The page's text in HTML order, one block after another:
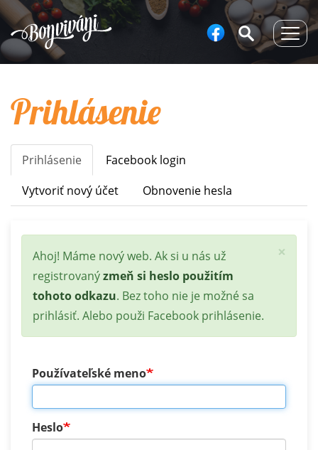
Prihlásenie
Primary
tabs
Prihlásenie (aktívna
karta)
Facebook login
Vytvoriť nový účet
Obnovenie hesla
×
Stavová
správa
Ahoj! Máme nový web. Ak si u nás už
registrovanýzmeň si heslo použitím
tohoto odkazu. Bez toho nie je možné sa
prihlásiť. Alebo použi Facebook prihlásenie.
Používateľské meno
Heslo